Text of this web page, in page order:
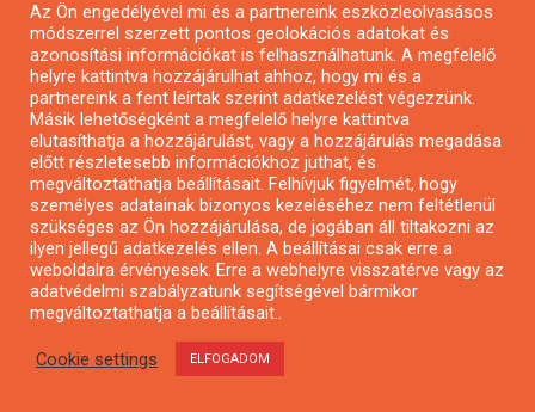
Alkotói pályázat multimédia-kiállításhoz
Az Ön engedélyével mi és a partnereink eszközleolvasásos
módszerrel szerzett pontos geolokációs adatokat és
azonosítási információkat is felhasználhatunk. A megfelelő
helyre kattintva hozzájárulhat ahhoz, hogy mi és a
partnereink a fent leírtak szerint adatkezelést végezzünk.
Másik lehetőségként a megfelelő helyre kattintva
elutasíthatja a hozzájárulást, vagy a hozzájárulás megadása
előtt részletesebb információkhoz juthat, és
megváltoztathatja beállításait. Felhívjuk figyelmét, hogy
személyes adatainak bizonyos kezeléséhez nem feltétlenül
szükséges az Ön hozzájárulása, de jogában áll tiltakozni az
ilyen jellegű adatkezelés ellen. A beállításai csak erre a
weboldalra érvényesek. Erre a webhelyre visszatérve vagy az
adatvédelmi szabályzatunk segítségével bármikor
megváltoztathatja a beállításait..
Cookie settings ELFOGADOM